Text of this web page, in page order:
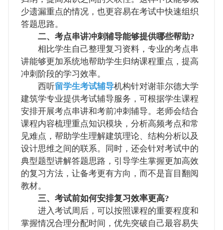
少遗漏重点的情况，也更容易在考试中快速组织
答题思路。
二、考点串讲冲刺辅导能够提供哪些帮助?
相比学生自己整理复习资料，专业的考点串
讲能够更加系统地帮助学生归纳课程重点，提高
冲刺阶段的学习效率。
西听留学生考试辅导机构针对谢菲尔德大学
建筑学专业提供考试辅导服务，可根据学生课程
安排开展考点串讲和考前冲刺辅导。老师会结合
课程内容梳理重点知识模块，分析高频考点和常
见难点，帮助学生理解建筑理论、结构分析以及
设计思维之间的联系。同时，还会针对考试中的
典型题型讲解答题思路，引导学生掌握更加高效
的复习方法，让备考更有方向，而不是盲目翻阅
教材。
三、考试前如何安排复习效率更高?
进入考试周后，可以按照课程的重要程度和
掌握情况合理分配时间，优先突破自己最容易失